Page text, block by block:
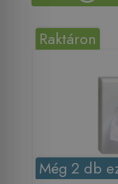
Raktáron
Még 2 db